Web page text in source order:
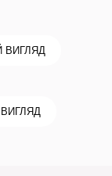
ВИГЛЯД